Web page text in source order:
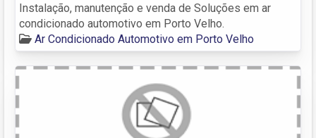
Instalação, manutenção e venda de Soluções em ar
condicionado automotivo em Porto Velho.
Ar Condicionado Automotivo em Porto Velho